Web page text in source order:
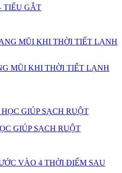
TIỂU GẮT
MŨI KHI THỜI TIẾT LẠNH
GIÚP SẠCH RUỘT